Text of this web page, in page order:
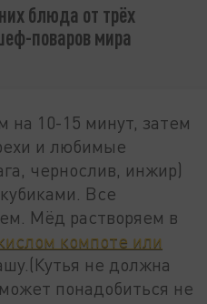
блюда от трёх
поваров мира
на 10-15 минут, затем
и любимые
чернослив, инжир)
Все
Мёд растворяем в
компоте или
не должна
понадобиться не